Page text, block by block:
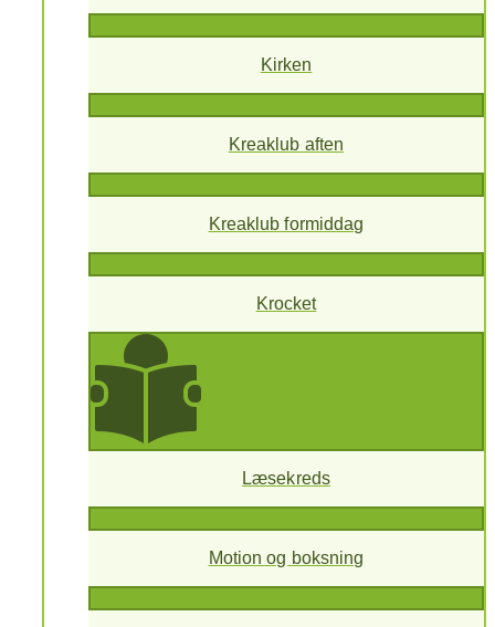
Kirken
Kreaklub aften
Kreaklub formiddag
Krocket
Læsekreds
Motion og boksning